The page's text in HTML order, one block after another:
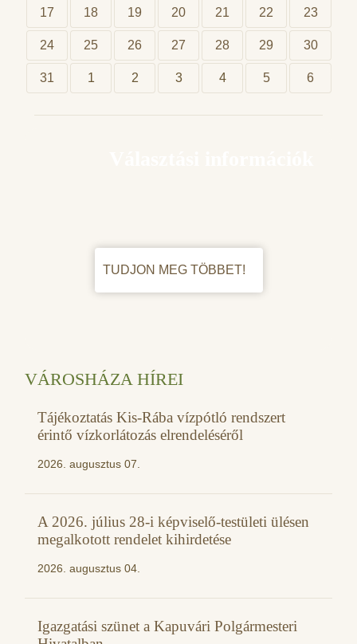
17 18 19 20 21 22 23
24 25 26 27 28 29 30
31 1 2 3 4 5 6
TUDJON MEG TÖBBET!
VÁROSHÁZA HÍREI
Tájékoztatás Kis-Rába vízpótló rendszert
érintő vízkorlátozás elrendeléséről
2026. augusztus 07.
A 2026. július 28-i képviselő-testületi ülésen
megalkotott rendelet kihirdetése
2026. augusztus 04.
Igazgatási szünet a Kapuvári Polgármesteri